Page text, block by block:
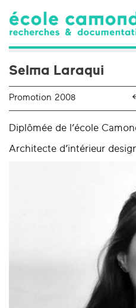
Selma Laraqui
Promotion 2008
Diplômée de l’école
Architecte d’intérieur